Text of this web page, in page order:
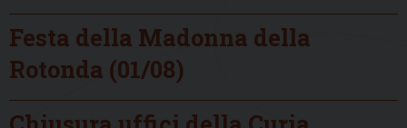
Festa della Madonna della
Rotonda (01/08)